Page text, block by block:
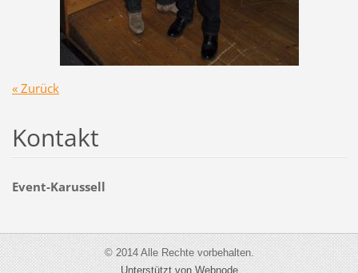
« Zurück
Kontakt
Event-Karussell
© 2014 Alle Rechte vorbehalten.
Unterstützt von Webnode